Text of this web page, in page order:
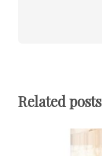
Related posts